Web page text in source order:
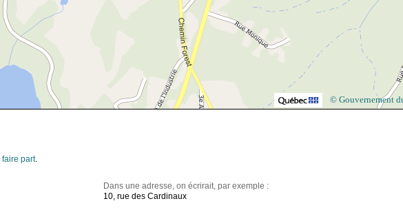
© Gouvernement
faire part.
Dans une adresse, on écrirait, par exemple :
10, rue des Cardinaux